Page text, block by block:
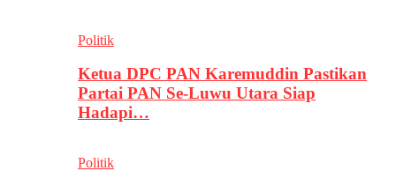
Politik
Ketua DPC PAN Karemuddin Pastikan
Partai PAN Se-Luwu Utara Siap
Hadapi…
Politik